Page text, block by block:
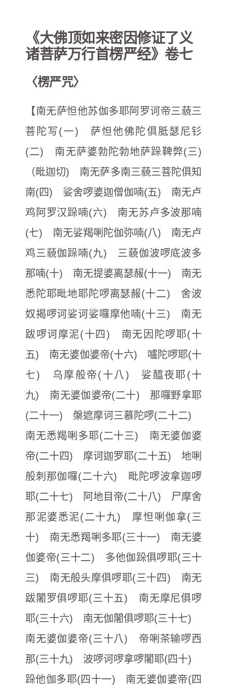
《大佛顶如来密因修证了义
诸菩萨万行首楞严经》卷七
〈楞严咒〉
【南无萨怛他苏伽多耶阿罗诃帝三藐三
菩陀写(一) 萨怛他佛陀俱胝瑟尼钐
(二) 南无萨婆勃陀勃地萨跺鞞弊(三)
（毗迦切) 南无萨多南三藐三菩陀俱知
南(四) 娑舍啰婆迦僧伽喃(五) 南无卢
鸡阿罗汉跺喃(六) 南无苏卢多波那喃
(七) 南无娑羯唎陀伽弥喃(八) 南无卢
鸡三藐伽跺喃(九) 三藐伽波啰底波多
那喃(十) 南无提婆离瑟赧(十一) 南无
悉陀耶毗地耶陀啰离瑟赧(十二) 舍波
奴揭啰诃娑诃娑囉摩他喃(十三) 南无
跋啰诃摩泥(十四) 南无因陀啰耶(十
五) 南无婆伽婆帝(十六) 嚧陀啰耶(十
七) 乌摩般帝(十八) 娑醯夜耶(十
九) 南无婆伽婆帝(二十) 那囉野拿耶
(二十一) 槃遮摩诃三慕陀啰(二十二)
南无悉羯唎多耶(二十三) 南无婆伽婆
帝(二十四) 摩诃迦罗耶(二十五) 地唎
般刺那伽囉(二十六) 毗陀啰波拿迦啰
耶(二十七) 阿地目帝(二十八) 尸摩舍
那泥婆悉泥(二十九) 摩怛唎伽拿(三
十) 南无悉羯唎多耶(三十一) 南无婆
伽婆帝(三十二) 多他伽跺俱啰耶(三十
三) 南无般头摩俱啰耶(三十四) 南无
跋闍罗俱啰耶(三十五) 南无摩尼俱啰
耶(三十六) 南无伽闍俱啰耶(三十七)
南无婆伽婆帝(三十八) 帝唎茶输啰西
那(三十九) 波啰诃啰拿啰闍耶(四十)
跺他伽多耶(四十一) 南无婆伽婆帝(四